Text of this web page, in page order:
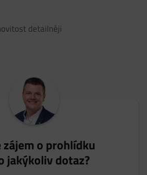
detailněji
o prohlídku
jakýkoliv dotaz?